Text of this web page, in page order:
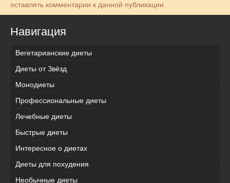
оставлять комментарии к данной публикации.
Навигация
Вегетарианские диеты
Диеты от Звёзд
Монодиеты
Профессиональные диеты
Лечебные диеты
Быстрые диеты
Интересное о диетах
Диеты для похудения
Необычные диеты